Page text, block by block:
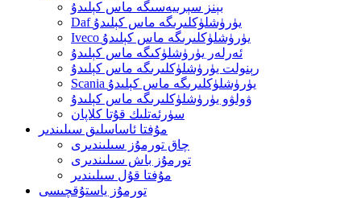
بېنز سېرىيەسىگە ماس كېلىدۇ
Daf يۈرۈشلۈكلىرىگە ماس كېلىدۇ
Iveco يۈرۈشلۈكلىرىگە ماس كېلىدۇ
ئەرلەر يۈرۈشلۈكىگە ماس كېلىدۇ
رېنولت يۈرۈشلۈكلىرىگە ماس كېلىدۇ
Scania يۈرۈشلۈكلىرىگە ماس كېلىدۇ
ۋولۋو يۈرۈشلۈكلىرىگە ماس كېلىدۇ
سۈرئەتلىك قۇتا كلاپان
مۇفتا ئاساسلىق سىلىندىر
چاق تورمۇز سىلىندىرى
تورمۇز باش سىلىندىرى
مۇفتا قۇل سىلىندىر
تورمۇز ياستۇقچىسى